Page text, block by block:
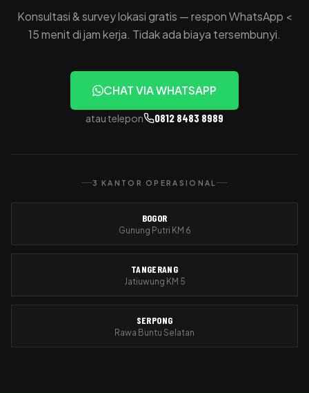
Konsultasi & survey lokasi gratis — respon WhatsApp <
15 menit di jam kerja. Tidak ada biaya tersembunyi.
CHAT VIA WHATSAPP
atau telepon 0812 8483 8989
3 KANTOR OPERASIONAL
BOGOR
Gunung Putri KM 6
TANGERANG
Jatiuwung KM 5
SERPONG
Rawa Buntu Selatan